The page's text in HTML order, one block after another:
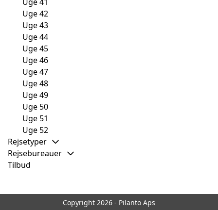
Uge 42
Uge 43
Uge 44
Uge 45
Uge 46
Uge 47
Uge 48
Uge 49
Uge 50
Uge 51
Uge 52
Rejsetyper
Rejsebureauer
Tilbud
Copyright 2026 - Pilanto Aps